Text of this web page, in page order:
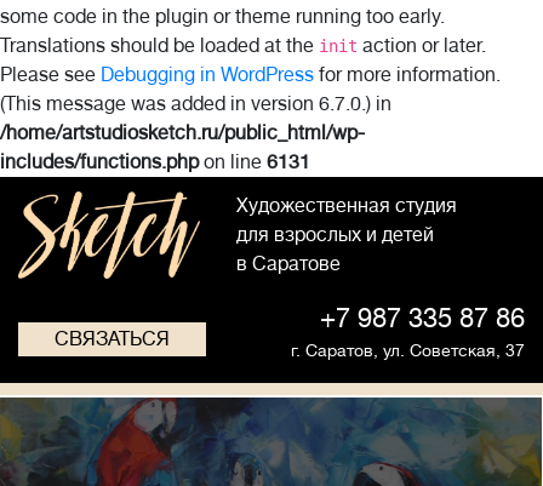
some code in the plugin or theme running too early.
Translations should be loaded at the init action or later.
Please see Debugging in WordPress for more information.
(This message was added in version 6.7.0.) in
/home/artstudiosketch.ru/public_html/wp-
includes/functions.phpon line 6131
Художественная студия
для взрослых и детей
в Саратове
СВЯЗАТЬСЯ
+7 987 335 87 86
г. Саратов, ул. Советская, 37